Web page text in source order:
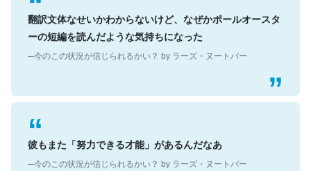
翻訳文体なせいかわからないけど、なぜかポールオースタ
ーの短編を読んだような気持ちになった
彼もまた「努力できる才能」があるんだなあ